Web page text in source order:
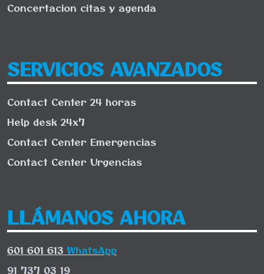
Concertacion citas y agenda
SERVICIOS AVANZADOS
Contact Center 24 horas
Help desk 24x7
Contact Center Emergencias
Contact Center Urgencias
LLÁMANOS AHORA
601 601 613 WhatsApp
91 737 03 19